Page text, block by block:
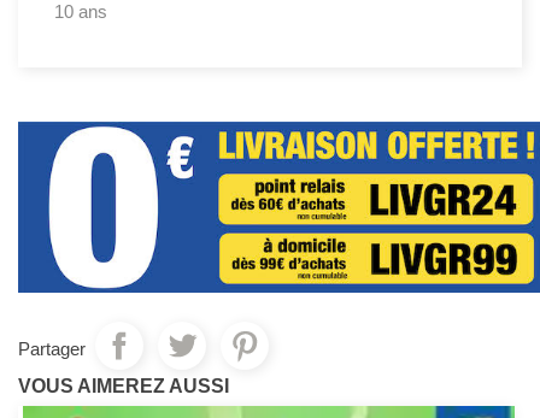
10 ans
Partager
VOUS AIMEREZ AUSSI